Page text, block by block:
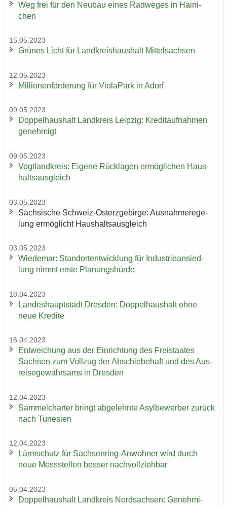
Weg frei für den Neu­bau eines Rad­we­ges in Hai­ni­
chen
15.05.2023
Grü­nes Licht für Land­kreis­haus­halt Mit­tel­sach­sen
12.05.2023
Mil­lio­nen­för­de­rung für Vio­la­Park in Adorf
09.05.2023
Dop­pel­haus­halt Land­kreis Leip­zig: Kre­dit­auf­nah­men
ge­neh­migt
09.05.2023
Vogt­land­kreis: Ei­ge­ne Rück­la­gen er­mög­li­chen Haus­
halts­aus­gleich
03.05.2023
Säch­si­sche Schweiz-​Osterzgebirge: Aus­nah­me­re­ge­
lung er­mög­licht Haus­halts­aus­gleich
03.05.2023
Wie­de­mar: Stand­ort­ent­wick­lung für In­dus­trie­an­sied­
lung nimmt erste Pla­nungs­hür­de
18.04.2023
Lan­des­haupt­stadt Dres­den: Dop­pel­haus­halt ohne
neue Kre­di­te
16.04.2023
Ent­wei­chung aus der Ein­rich­tung des Frei­staa­tes
Sach­sen zum Voll­zug der Ab­schie­be­haft und des Aus­
rei­se­ge­wahr­sams in Dres­den
12.04.2023
Sam­mel­char­ter bringt ab­ge­lehn­te Asyl­be­wer­ber zu­rück
nach Tu­ne­si­en
12.04.2023
Lärm­schutz für Sachsenring-​Anwohner wird durch
neue Mess­stel­len bes­ser nach­voll­zieh­bar
05.04.2023
Dop­pel­haus­halt Land­kreis Nord­sach­sen: Ge­neh­mi­